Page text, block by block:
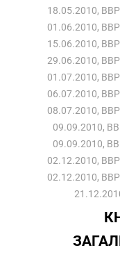
18.05.2010,
01.06.2010,
15.06.2010,
29.06.2010,
01.07.2010,
06.07.2010,
08.07.2010,
09.09.2010,
09.09.2010,
02.12.2010,
02.12.2010,